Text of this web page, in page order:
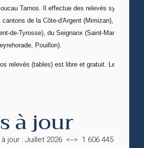
Tarnos. Il effectue des relevés
cantons de la Côte-d'Argent (Mimizan), du
de-Tyrosse), du Seignanx (Saint-Martin-de-
Pouillon).
relevés (tables) est libre et gratuit. Les
à jour
jour : Juillet 2026 <--> 1 606 445